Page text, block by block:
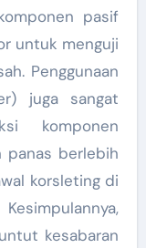
pasif
untuk menguji
Penggunaan
juga sangat
komponen
panas berlebih
korsleting di
kesabaran